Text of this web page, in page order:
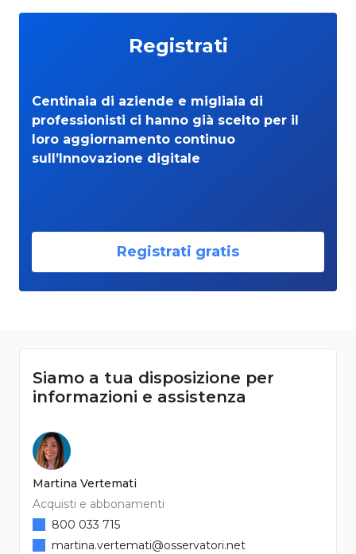
Registrati
Centinaia di aziende e migliaia di
professionisti ci hanno già scelto per il
loro aggiornamento continuo
sull’Innovazione digitale
Registrati gratis
Siamo a tua disposizione per
informazioni e assistenza
Martina Vertemati
Acquisti e abbonamenti
800 033 715
martina.vertemati@osservatori.net